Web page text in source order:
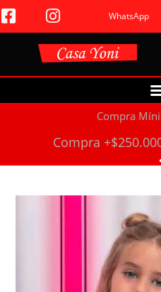
WhatsApp
Compra
Compra